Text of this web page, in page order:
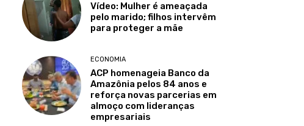
Vídeo: Mulher é ameaçada
pelo marido; filhos intervêm
para proteger a mãe
ECONOMIA
ACP homenageia Banco da
Amazônia pelos 84 anos e
reforça novas parcerias em
almoço com lideranças
empresariais